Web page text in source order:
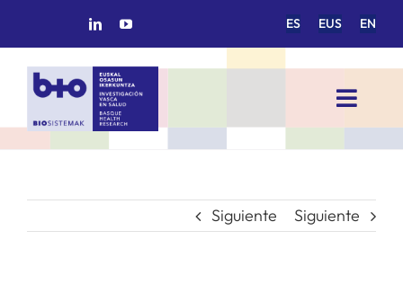
ES EUS EN
Toggle
INICIO
Siguiente Siguiente